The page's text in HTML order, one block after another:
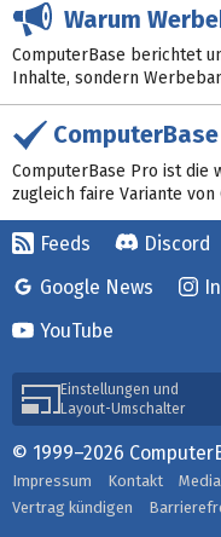
Warum
ComputerBase berichtet
Inhalte, sondern
ComputerBase Pro ist die
zugleich faire Variante von
Feeds Discord
Google News
YouTube
Einstellungen und
Layout-Umschalter
© 1999–2026
Impressum Kontakt
Vertrag kündigen